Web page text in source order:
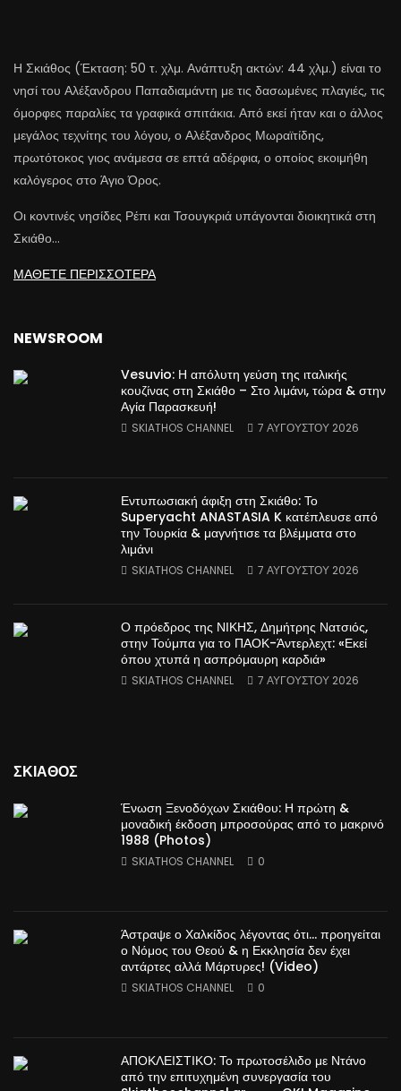
Η Σκιάθος (Έκταση: 50 τ. χλμ. Ανάπτυξη ακτών: 44 χλμ.) είναι το
νησί του Αλέξανδρου Παπαδιαμάντη με τις δασωμένες πλαγιές, τις
όμορφες παραλίες τα γραφικά σπιτάκια. Από εκεί ήταν και ο άλλος
μεγάλος τεχνίτης του λόγου, ο Αλέξανδρος Μωραϊτίδης,
πρωτότοκος γιος ανάμεσα σε επτά αδέρφια, ο οποίος εκοιμήθη
καλόγερος στο Άγιο Όρος.
Οι κοντινές νησίδες Ρέπι και Τσουγκριά υπάγονται διοικητικά στη
Σκιάθο…
ΜΑΘΕΤΕ ΠΕΡΙΣΣΟΤΕΡΑ
NEWSROOM
Vesuvio: Η απόλυτη γεύση της ιταλικής
κουζίνας στη Σκιάθο – Στο λιμάνι, τώρα & στην
Αγία Παρασκευή!
SKIATHOS CHANNEL 7 ΑΥΓΟΎΣΤΟΥ 2026
Εντυπωσιακή άφιξη στη Σκιάθο: Το
Superyacht ANASTASIA K κατέπλευσε από
την Τουρκία & μαγνήτισε τα βλέμματα στο
λιμάνι
SKIATHOS CHANNEL 7 ΑΥΓΟΎΣΤΟΥ 2026
Ο πρόεδρος της ΝΙΚΗΣ, Δημήτρης Νατσιός,
στην Τούμπα για το ΠΑΟΚ-Άντερλεχτ: «Εκεί
όπου χτυπά η ασπρόμαυρη καρδιά»
SKIATHOS CHANNEL 7 ΑΥΓΟΎΣΤΟΥ 2026
ΣΚΙΑΘΟΣ
Ένωση Ξενοδόχων Σκιάθου: Η πρώτη &
μοναδική έκδοση μπροσούρας από το μακρινό
1988 (Photos)
SKIATHOS CHANNEL 0
Άστραψε ο Χαλκίδος λέγοντας ότι… προηγείται
ο Νόμος του Θεού & η Εκκλησία δεν έχει
αντάρτες αλλά Μάρτυρες! (Video)
SKIATHOS CHANNEL 0
ΑΠΟΚΛΕΙΣΤΙΚΟ: Το πρωτοσέλιδο με Ντάνο
από την επιτυχημένη συνεργασία του